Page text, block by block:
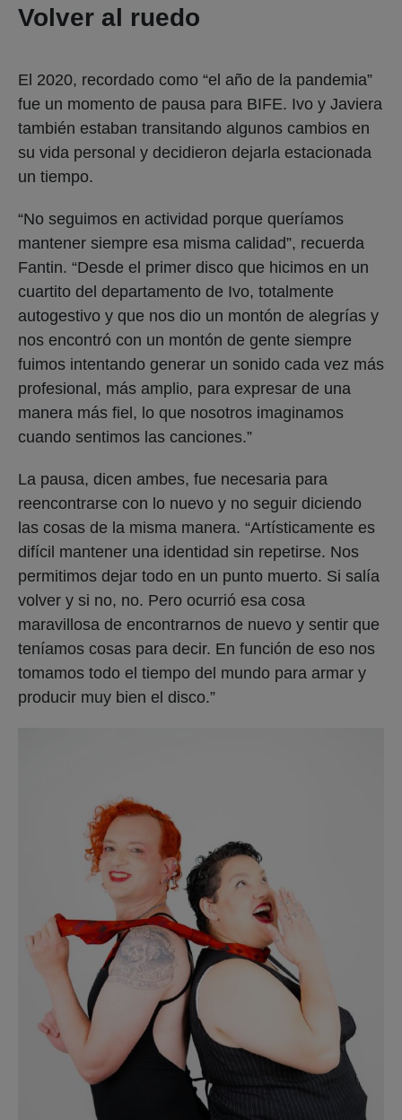
Volver al ruedo
El 2020, recordado como “el año de la pandemia”
fue un momento de pausa para BIFE. Ivo y Javiera
también estaban transitando algunos cambios en
su vida personal y decidieron dejarla estacionada
un tiempo.
“No seguimos en actividad porque queríamos
mantener siempre esa misma calidad”, recuerda
Fantin. “Desde el primer disco que hicimos en un
cuartito del departamento de Ivo, totalmente
autogestivo y que nos dio un montón de alegrías y
nos encontró con un montón de gente siempre
fuimos intentando generar un sonido cada vez más
profesional, más amplio, para expresar de una
manera más fiel, lo que nosotros imaginamos
cuando sentimos las canciones.”
La pausa, dicen ambes, fue necesaria para
reencontrarse con lo nuevo y no seguir diciendo
las cosas de la misma manera. “Artísticamente es
difícil mantener una identidad sin repetirse. Nos
permitimos dejar todo en un punto muerto. Si salía
volver y si no, no. Pero ocurrió esa cosa
maravillosa de encontrarnos de nuevo y sentir que
teníamos cosas para decir. En función de eso nos
tomamos todo el tiempo del mundo para armar y
producir muy bien el disco.”